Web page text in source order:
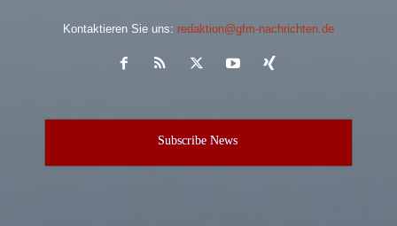
Kontaktieren Sie uns: redaktion@gfm-nachrichten.de
Subscribe News